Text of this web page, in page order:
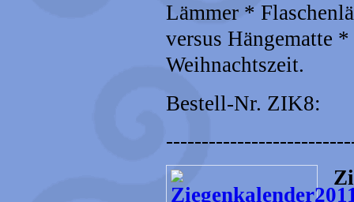
Lämmer *
versus Hängematte
Weihnachtszeit.
Bestell-Nr. ZIK8: